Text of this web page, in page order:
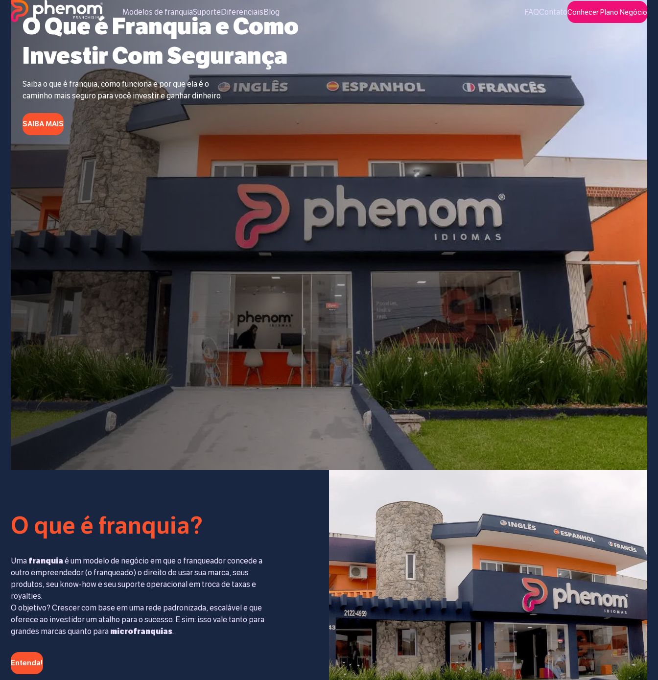
Modelos de franquiaSuporteDiferenciaisBlog FAQContatoConhecer Plano Negócio
O Que é Franquia e Como
Investir Com Segurança
Saiba o que é franquia, como funciona e por que ela é o
caminho mais seguro para você investir e ganhar dinheiro.
SAIBA MAIS
O que é franquia?
Uma franquia é um modelo de negócio em que o franqueador concede a
outro empreendedor (o franqueado) o direito de usar sua marca, seus
produtos, seu know-how e seu suporte operacional em troca de taxas e
royalties.
O objetivo? Crescer com base em uma rede padronizada, escalável e que
oferece ao investidor um atalho para o sucesso. E sim: isso vale tanto para
grandes marcas quanto para microfranquias.
Entenda!